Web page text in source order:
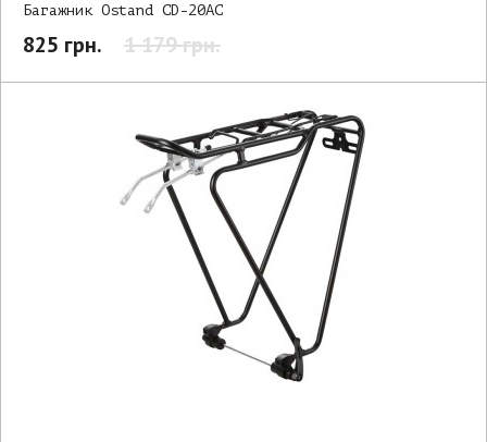
Багажник Ostand CD-20AC
825 грн. 1 179 грн.